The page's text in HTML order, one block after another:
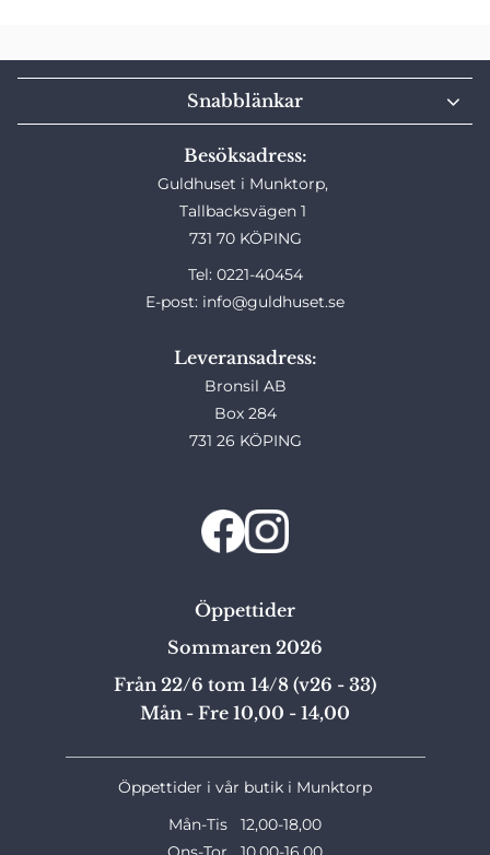
Besöksadress:
Guldhuset i Munktorp,
Tallbacksvägen 1
731 70 KÖPING
Tel: 0221-40454
E-post: info@guldhuset.se
Leveransadress:
Bronsil AB
Box 284
731 26 KÖPING
Snabblänkar
Öppettider
Sommaren 2026
Från 22/6 tom 14/8 (v26 - 33)
Mån - Fre 10,00 - 14,00
Öppettider i vår butik i Munktorp
Mån-Tis 12,00-18,00